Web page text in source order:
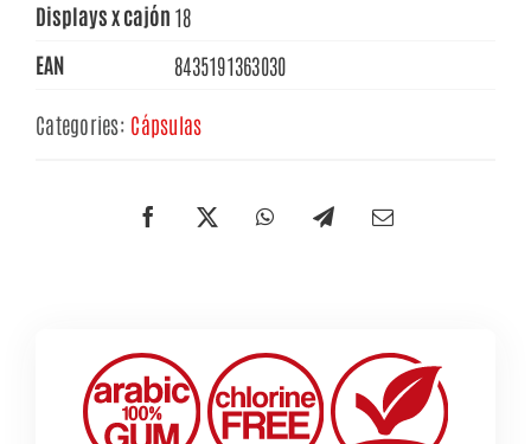
Displays x cajón 18
EAN
8435191363030
Categories: Cápsulas